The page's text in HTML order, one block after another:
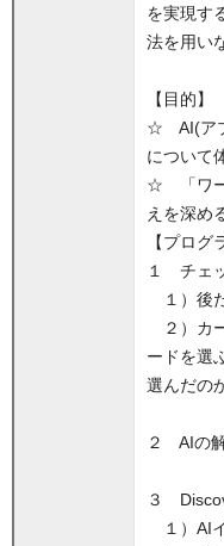
を実現す
法を用い
【目的】
☆ AI(アプ
について
☆ 「ワー
えを深め
【プログ
１ チェ
１）後
２）カ
ードを選
選んだの
２ AIの
３
１）AI